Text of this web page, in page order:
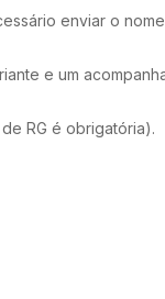
enviar o
e um
RG é obrigatória).